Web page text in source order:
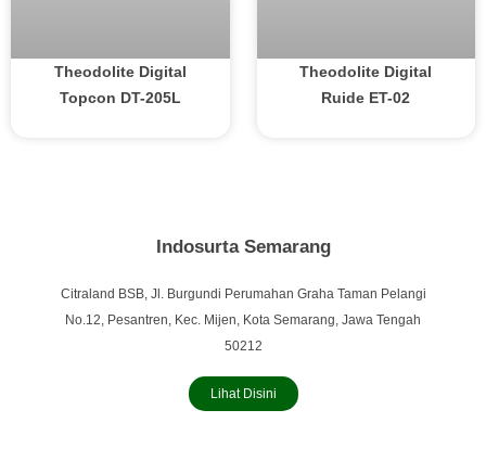
Theodolite Digital
Topcon DT-205L
Theodolite Digital
Ruide ET-02
Indosurta Semarang
Citraland BSB, Jl. Burgundi Perumahan Graha Taman Pelangi
No.12, Pesantren, Kec. Mijen, Kota Semarang, Jawa Tengah
50212
Lihat Disini